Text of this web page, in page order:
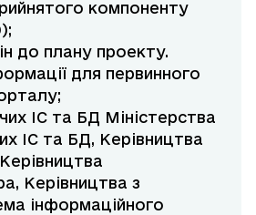
компоненту
до плану проекту.
для первинного
ІС та БД Міністерства
ІС та БД, Керівництва
Керівництва з
інформаційного